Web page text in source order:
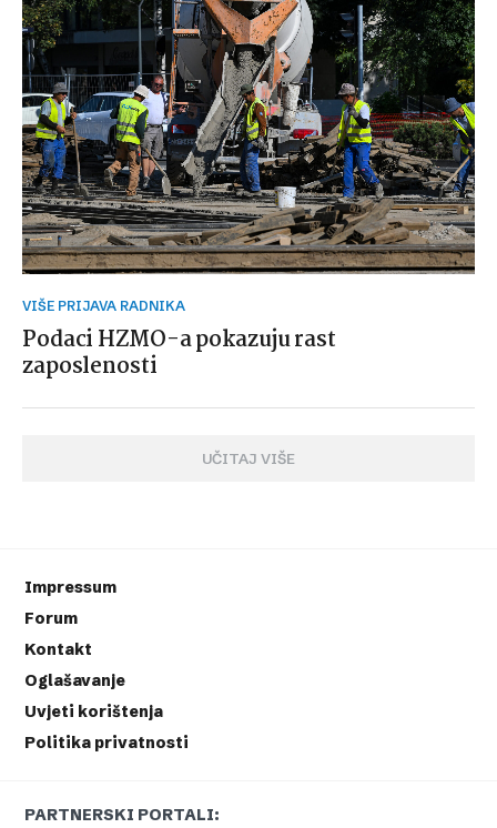
VIŠE PRIJAVA RADNIKA
Podaci HZMO-a pokazuju rast
zaposlenosti
UČITAJ VIŠE
Impressum
Forum
Kontakt
Oglašavanje
Uvjeti korištenja
Politika privatnosti
PARTNERSKI PORTALI: